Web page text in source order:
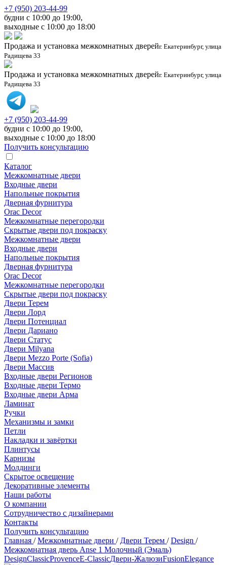
+7 (950) 203-44-99
будни с 10:00 до 19:00,
выходные с 10:00 до 18:00
Продажа и установка межкомнатных дверейг. Екатеринбург, улица
Радищева 33
Продажа и установка межкомнатных дверейг. Екатеринбург, улица
Радищева 33
+7 (950) 203-44-99
будни с 10:00 до 19:00,
выходные с 10:00 до 18:00
Получить консультацию
Каталог
Межкомнатные двери
Входные двери
Напольные покрытия
Дверная фурнитура
Orac Decor
Межкомнатные перегородки
Скрытые двери под покраскy
Межкомнатные двери
Входные двери
Напольные покрытия
Дверная фурнитура
Orac Decor
Межкомнатные перегородки
Скрытые двери под покраскy
Двери Терем
Двери Лорд
Двери Потенциал
Двери Дариано
Двери Статус
Двери Milyana
Двери Mezzo Porte (Sofia)
Двери Массив
Входные двери Регионов
Входные двери Термо
Входные двери Арма
Ламинат
Ручки
Механизмы и замки
Петли
Накладки и завёртки
Плинтусы
Карнизы
Молдинги
Скрытое освещение
Декоративные элементы
Наши работы
О компании
Сотрудничество с дизайнерами
Контакты
Получить консультацию
Главная /Межкомнатные двери / Двери Терем /Design /
Межкомнатная дверь Anse 1 Молочный (Эмаль)
DesignClassicProvenceЕ-ClassicДвери-ЖалюзиFusionElegance